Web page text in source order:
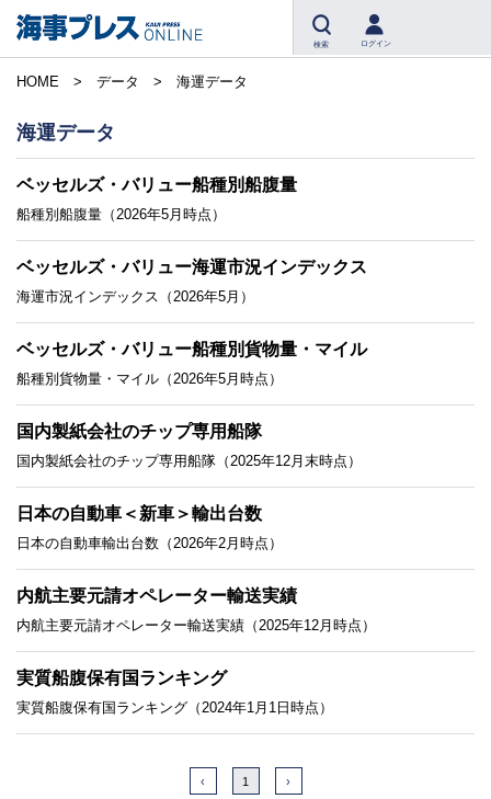
検索 ログイン
HOME データ 海運データ
海運データ
ベッセルズ・バリュー船種別船腹量
船種別船腹量（2026年5月時点）
ベッセルズ・バリュー海運市況インデックス
海運市況インデックス（2026年5月）
ベッセルズ・バリュー船種別貨物量・マイル
船種別貨物量・マイル（2026年5月時点）
国内製紙会社のチップ専用船隊
国内製紙会社のチップ専用船隊（2025年12月末時点）
日本の自動車＜新車＞輸出台数
日本の自動車輸出台数（2026年2月時点）
内航主要元請オペレーター輸送実績
内航主要元請オペレーター輸送実績（2025年12月時点）
実質船腹保有国ランキング
実質船腹保有国ランキング（2024年1月1日時点）
‹ 1 ›